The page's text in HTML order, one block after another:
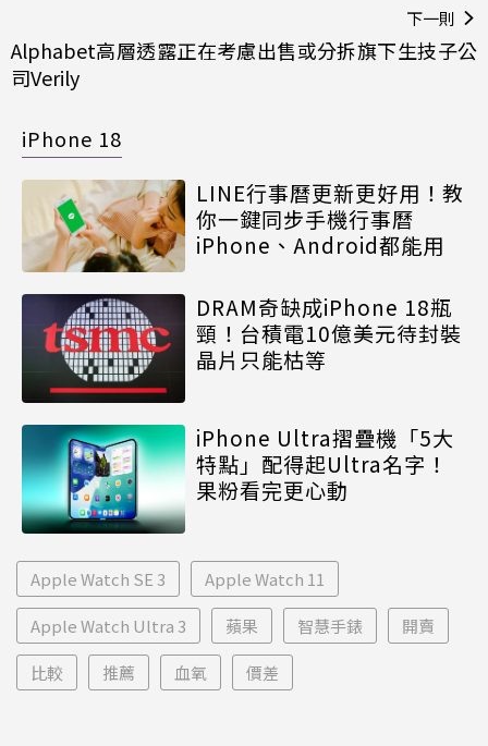
下一則
Alphabet高層透露正在考慮出售或分拆旗下生技子公
司Verily
iPhone 18
LINE行事曆更新更好用！教
你一鍵同步手機行事曆
iPhone、Android都能用
DRAM奇缺成iPhone 18瓶
頸！台積電10億美元待封裝
晶片只能枯等
iPhone Ultra摺疊機「5大
特點」配得起Ultra名字！
果粉看完更心動
Apple Watch SE 3 Apple Watch 11
Apple Watch Ultra 3 蘋果 智慧手錶 開賣
比較 推薦 血氧 價差